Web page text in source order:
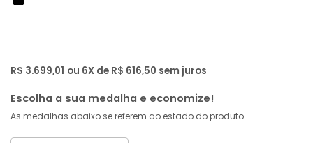
R$ 3.699,01 ou 6X de R$ 616,50 sem juros
Escolha a sua medalha e economize!
As medalhas abaixo se referem ao estado do produto